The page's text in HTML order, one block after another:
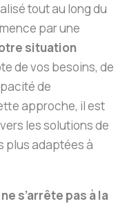
tout au long du
par une
situation
de vos besoins, de
de
approche, il est
les solutions de
plus adaptées à
s’arrête pas à la